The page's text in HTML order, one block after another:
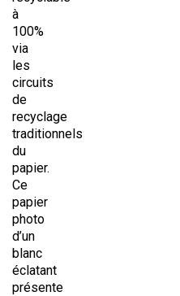
à
100%
via
les
circuits
de
recyclage
traditionnels
du
papier.
Ce
papier
photo
d’un
blanc
éclatant
présente